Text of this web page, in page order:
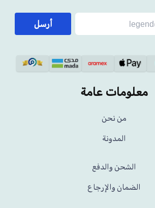
أرسل
معلومات عامة
من نحن
المدونة
الشحن والدفع
الضمان والإرجاع